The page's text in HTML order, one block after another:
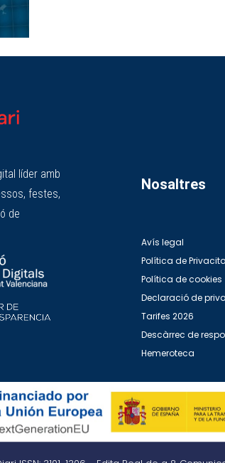
líder amb
festes,
de
Nosaltres
Avís legal
Política de
Política de cookies
Declaració de
Tarifes 2026
Descàrrec de
Hemeroteca